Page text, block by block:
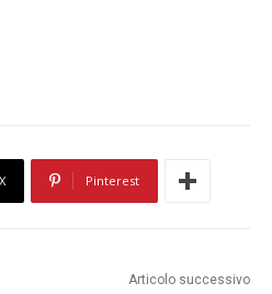
X Pinterest
Articolo successivo